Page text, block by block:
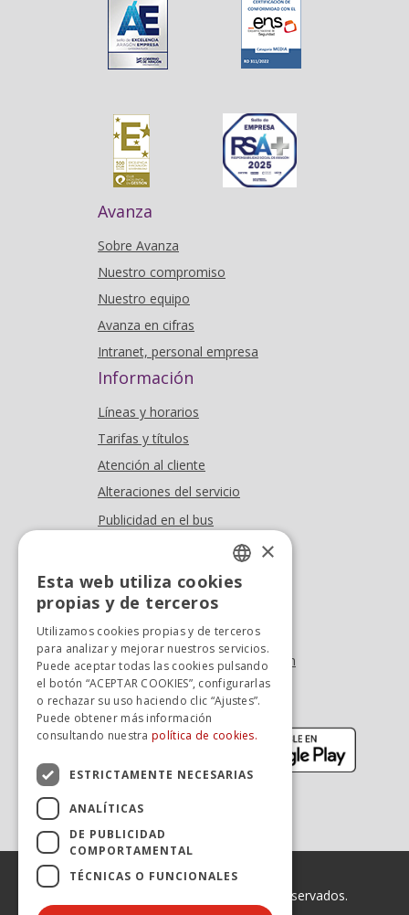
Avanza
Sobre Avanza
Nuestro compromiso
Nuestro equipo
Avanza en cifras
Intranet, personal empresa
Información
Líneas y horarios
Tarifas y títulos
Atención al cliente
Alteraciones del servicio
Publicidad en el bus
Oficina At. al cliente
Tel. +34 976 900 085
Tel. +34 900 923 181
info.zaragoza@avanzagrupo.com
Sugerencias y reclamaciones
Descarga la APP:
(se abre en nueva ventana)
(se
© 2026 Avanza. Todos los derechos reservados.
SPANISH
×
Esta web utiliza cookies
propias y de terceros
Utilizamos cookies propias y de terceros
para analizar y mejorar nuestros servicios.
Puede aceptar todas las cookies pulsando
el botón “ACEPTAR COOKIES”, configurarlas
o rechazar su uso haciendo clic “Ajustes”.
Puede obtener más información
consultando nuestra política de cookies.
ESTRICTAMENTE NECESARIAS
ANALÍTICAS
DE PUBLICIDAD
COMPORTAMENTAL
TÉCNICAS O FUNCIONALES